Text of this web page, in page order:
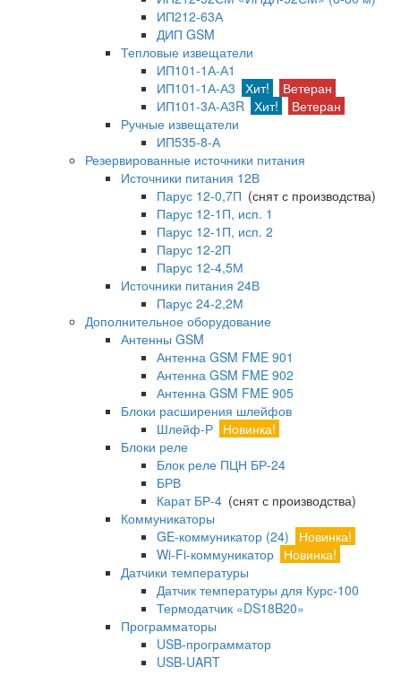
ИП212-63А
ДИП GSM
Тепловые извещатели
ИП101-1А-А1
ИП101-1А-А3 Хит!
Ветеран
ИП101-3А-А3R Хит!
Ветеран
Ручные извещатели
ИП535-8-А
Резервированные источники питания
Источники питания 12В
Парус 12-0,7П (снят с производства)
Парус 12-1П, исп. 1
Парус 12-1П, исп. 2
Парус 12-2П
Парус 12-4,5М
Источники питания 24В
Парус 24-2,2М
Дополнительное оборудование
Антенны GSM
Антенна GSM FME 901
Антенна GSM FME 902
Антенна GSM FME 905
Блоки расширения шлейфов
Шлейф-Р Новинка!
Блоки реле
Блок реле ПЦН БР-24
БРВ
Карат БР-4 (снят с производства)
Коммуникаторы
GE-коммуникатор (24)
Новинка!
Wi-Fi-коммуникатор Новинка!
Датчики температуры
Датчик температуры для Курс-100
Термодатчик «DS18B20»
Программаторы
USB-программатор
USB-UART